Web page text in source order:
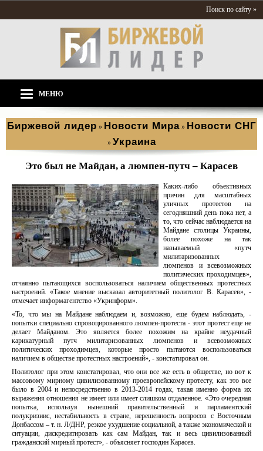
Поиск по сайту »
МЕНЮ
Биржевой лидер » Новости Мира » Новости СНГ
» Украина
Это был не Майдан, а люмпен-путч – Карасев
Каких-либо объективных
причин для масштабных
уличных протестов на
сегодняшний день пока нет, а
то, что сейчас наблюдается на
Майдане столицы Украины,
более похоже на так
называемый «путч
милитаризованных
люмпенов и всевозможных
политических проходимцев»,
отчаянно пытающихся воспользоваться наличием общественных протестных
настроений. «Такое мнение высказал авторитетный политолог В. Карасев», -
отмечает информагентство «Укринформ».
«То, что мы на Майдане наблюдаем и, возможно, еще будем наблюдать, -
попытки специально спровоцированного люмпен-протеста - этот протест еще не
делает Майданом. Это является более похожим на крайне неудачный
карикатурный путч милитаризованных люмпенов и всевозможных
политических проходимцев, которые просто пытаются воспользоваться
наличием в обществе протестных настроений», - констатировал он.
Политолог при этом констатировал, что они все же есть в обществе, но вот к
массовому мирному цивилизованному проевропейскому протесту, как это все
было в 2004 и непосредственно в 2013-2014 годах, такая именно форма их
выражения отношения не имеет или имеет слишком отдаленное. «Это очередная
попытка, используя нынешний правительственный и парламентский
полукризиис, нестабильность в стране, нерешенность вопросов с Восточным
Донбассом – т. н. Л/ДНР, резкое ухудшение социальной, а также экономической и
ситуации, дискредитировать как сам Майдан, так и весь цивилизованный
гражданский мирный протест», - объясняет господин Карасев.